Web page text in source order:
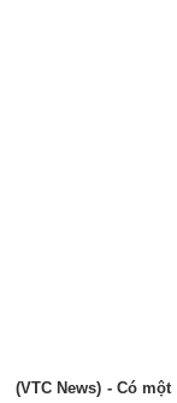
(VTC News) - Có